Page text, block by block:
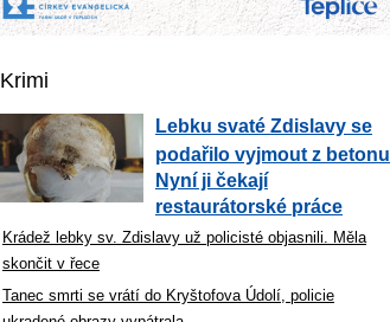
Krimi
Lebku svaté Zdislavy se
podařilo vyjmout z betonu.
Nyní ji čekají
restaurátorské práce
Krádež lebky sv. Zdislavy už policisté objasnili. Měla
skončit v řece
Tanec smrti se vrátí do Kryštofova Údolí, policie